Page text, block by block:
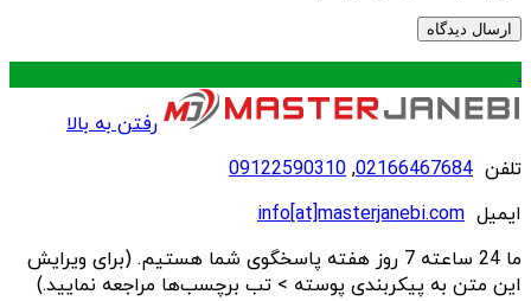
.
رفتن به بالا
تلفن 02166467684
,
09122590310
ایمیل info[at]masterjanebi.com
ما 24 ساعته 7 روز هفته پاسخگوی شما هستیم. (برای ویرایش
این متن به پیکربندی پوسته > تب برچسب‌ها مراجعه نمایید.)